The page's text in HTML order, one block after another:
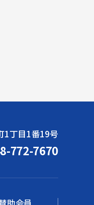
丁目1番19号
772-7670